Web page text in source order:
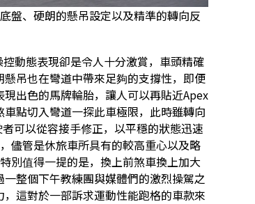
盤、硬朗的懸吊設定以及精準的轉向反
動態表現卻是令人十分激賞，車頭精確
吊也在彎道中帶來足夠的支撐性，即便
出色的馬牌輪胎，讓人可以再貼近Apex
點切入彎道一探此車極限，此時雖轉向
可以從容接手修正，以平穩的狀態迅速
儘管是休旅車所具有的較高重心以及略
別值得一提的是，換上前煞車換上加大
整個下午教練團與媒體們的激烈操駕之
這對於一部訴求運動性能跑格的車款來